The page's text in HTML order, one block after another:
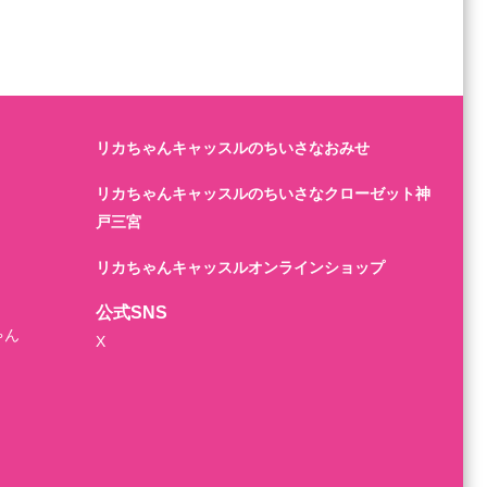
ん
リカちゃんキャッスルのちいさなおみせ
リカちゃんキャッスルのちいさなクローゼット神
戸三宮
リカちゃんキャッスルオンラインショップ
公式SNS
X